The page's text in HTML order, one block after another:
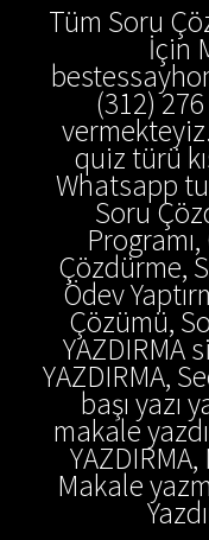
Tüm Soru
İçin
(312)
quiz türü
Whatsapp
Soru
Çözdürme,
Ödev
Çözümü,
YAZDIRMA
YAZDIRMA,
başı yazı
makale
Makale